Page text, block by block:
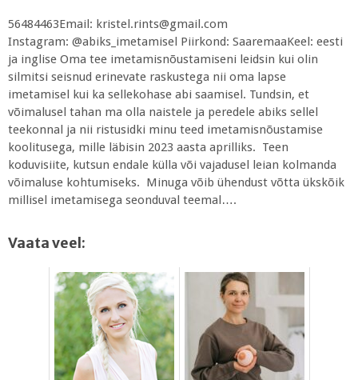
56484463Email: kristel.rints@gmail.com
Instagram: @abiks_imetamisel Piirkond: SaaremaaKeel: eesti
ja inglise Oma tee imetamisnõustamiseni leidsin kui olin
silmitsi seisnud erinevate raskustega nii oma lapse
imetamisel kui ka sellekohase abi saamisel. Tundsin, et
võimalusel tahan ma olla naistele ja peredele abiks sellel
teekonnal ja nii ristusidki minu teed imetamisnõustamise
koolitusega, mille läbisin 2023 aasta aprilliks. Teen
koduvisiite, kutsun endale külla või vajadusel leian kolmanda
võimaluse kohtumiseks. Minuga võib ühendust võtta ükskõik
millisel imetamisega seonduval teemal….
Vaata veel: